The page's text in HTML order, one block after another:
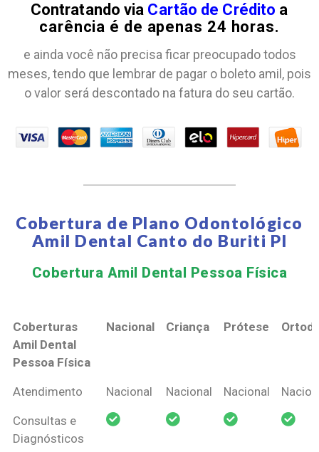
Contratando via Cartão de Crédito a
carência é de apenas 24 horas.
e ainda você não precisa ficar preocupado todos
meses, tendo que lembrar de pagar o boleto amil, pois
o valor será descontado na fatura do seu cartão.
Cobertura de Plano Odontológico
Amil Dental Canto do Buriti PI
Cobertura Amil Dental Pessoa Física​
Coberturas
Amil Dental
Pessoa Física
Nacional Criança Prótese
Coberturas
Pessoa Física
Nacional Criança Prótese
Atendimento Nacional Nacional Nacional
Consultas e
Diagnósticos